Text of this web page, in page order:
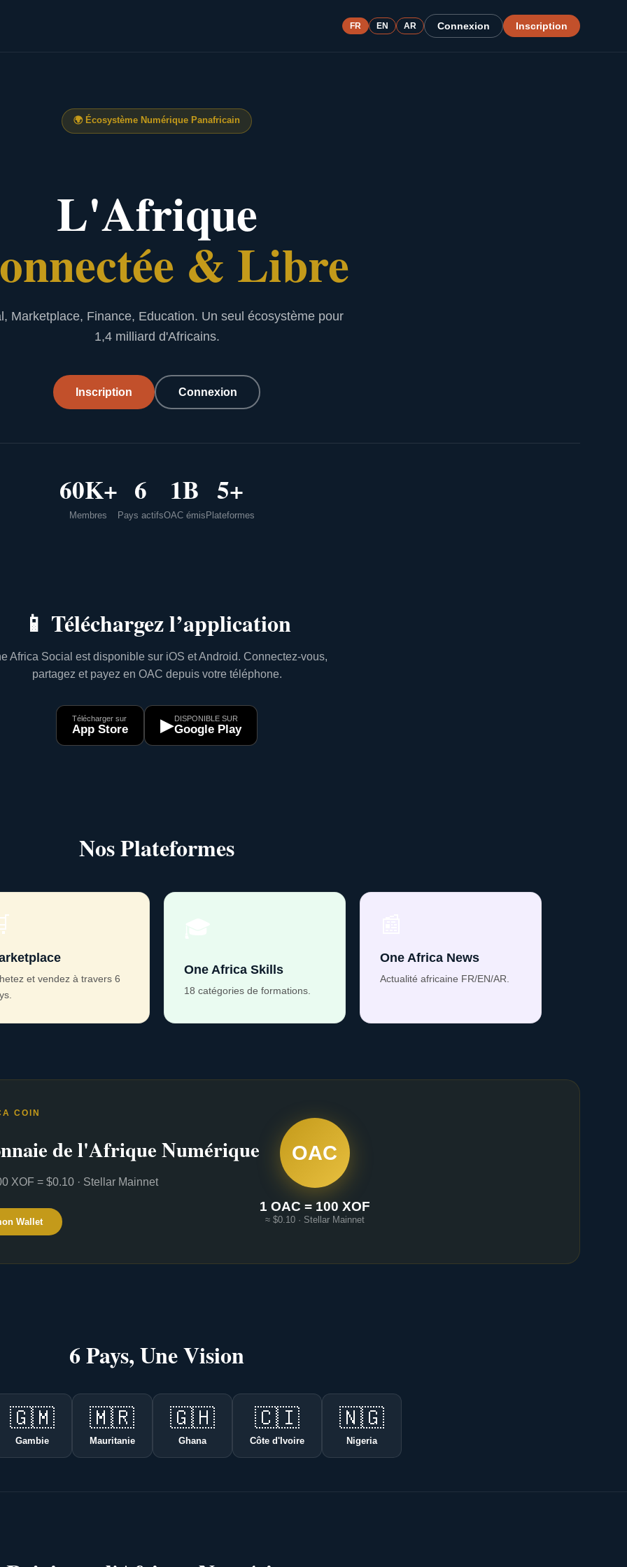
FR EN AR Connexion Inscription
🌍 Écosystème Numérique Panafricain
L'Afrique
& Libre
Marketplace, Finance, Education. Un seul écosystème pour
1,4 milliard d'Africains.
Inscription Connexion
60K+
Membres
6
Pays actifs
1B
OAC émis
5+
Plateformes
📱 Téléchargez l’application
Africa Social est disponible sur iOS et Android. Connectez-vous,
partagez et payez en OAC depuis votre téléphone.
Télécharger sur
App Store ▶DISPONIBLE SUR
Google Play
Nos Plateformes
et vendez à travers 6
One Africa Skills
18 catégories de formations.
One Africa News
Actualité africaine FR/EN/AR.
COIN
de l'Afrique Numérique
XOF = $0.10 · Stellar Mainnet
Wallet
OAC
1 OAC = 100 XOF
≈ $0.10 · Stellar Mainnet
6 Pays, Une Vision
🇬🇲
Gambie
🇲🇷
Mauritanie
🇬🇭
Ghana
🇨🇮
Côte d'Ivoire
🇳🇬
Nigeria